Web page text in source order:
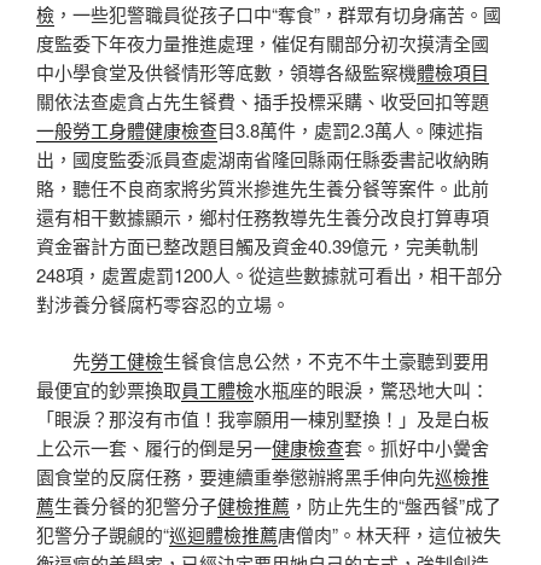
檢 ，一些犯警職員從孩子口中“奪食”，群眾有切身痛苦。國
度監委下年夜力量推進處理，催促有關部分初次摸清全國
中小學食堂及供餐情形等底數，領導各級監察機體檢項目
關依法查處貪占先生餐費、插手投標采購、收受回扣等題
一般勞工身體健康檢查目3.8萬件，處罰2.3萬人。陳述指
出，國度監委派員查處湖南省隆回縣兩任縣委書記收納賄
賂，聽任不良商家將劣質米摻進先生養分餐等案件。此前
還有相干數據顯示，鄉村任務教導先生養分改良打算專項
資金審計方面已整改題目觸及資金40.39億元，完美軌制
248項，處置處罰1200人。從這些數據就可看出，相干部分
對涉養分餐腐朽零容忍的立場。
先勞工健檢生餐食信息公然，不克不牛土豪聽到要用
最便宜的鈔票換取員工體檢水瓶座的眼淚，驚恐地大叫：
「眼淚？那沒有市值！我寧願用一棟別墅換！」及是白板
上公示一套、履行的倒是另一健康檢查套。抓好中小黌舍
園食堂的反腐任務，要連續重拳懲辦將黑手伸向先巡檢推
薦生養分餐的犯警分子健檢推薦 ，防止先生的“盤西餐”成了
犯警分子覬覦的“巡迴體檢推薦唐僧肉”。林天秤，這位被失